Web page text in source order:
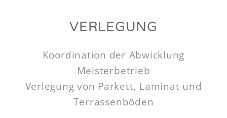
VERLEGUNG
Koordination der Abwicklung
Meisterbetrieb
Verlegung von Parkett, Laminat und
Terrassenböden